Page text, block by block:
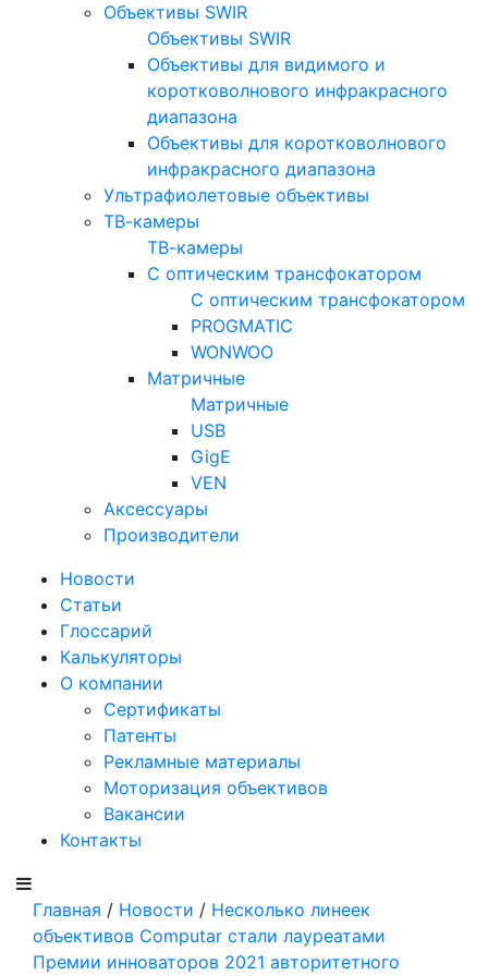
Объективы SWIR
Объективы SWIR
Объективы для видимого и
коротковолнового инфракрасного
диапазона
Объективы для коротковолнового
инфракрасного диапазона
Ультрафиолетовые объективы
ТВ-камеры
ТВ-камеры
С оптическим трансфокатором
С оптическим трансфокатором
PROGMATIC
WONWOO
Матричные
Матричные
USB
GigE
VEN
Аксессуары
Производители
Новости
Статьи
Глоссарий
Калькуляторы
О компании
Сертификаты
Патенты
Рекламные материалы
Моторизация объективов
Вакансии
Контакты
Главная / Новости / Несколько линеек
объективов Computar стали лауреатами
Премии инноваторов 2021 авторитетного